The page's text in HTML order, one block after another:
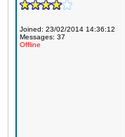
Joined: 23/02/2014 14:36:12
Messages: 37
Offline